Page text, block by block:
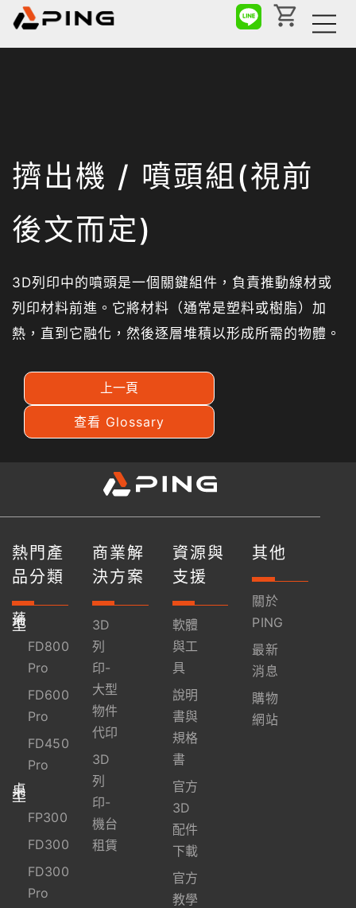
擠出機 / 噴頭組(視前
後文而定)
3D列印中的噴頭是一個關鍵組件，負責推動線材或
列印材料前進。它將材料（通常是塑料或樹脂）加
熱，直到它融化，然後逐層堆積以形成所需的物體。
上一頁
查看 Glossary
熱門產
品分類
落
地
型
FD800
Pro
FD600
Pro
FD450
Pro
桌
上
型
FP300
FD300
FD300
Pro
商業解
決方案
3D
列
印-
大型
物件
代印
3D
列
印-
機台
租賃
資源與
支援
軟體
與工
具
說明
書與
規格
書
官方
3D
配件
下載
官方
教學
其他
關於
PING
最新
消息
購物
網站